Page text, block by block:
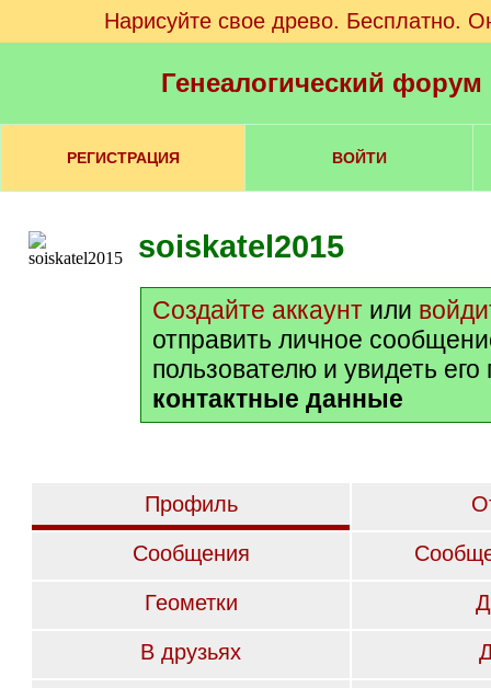
Нарисуйте свое древо. Бесплатно.
Генеалогический
РЕГИСТРАЦИЯ ВОЙТИ
soiskatel2015
Создайте аккаунт или
отправить личное
пользователю и увидеть
контактные данные
Профиль
Сообщения
Геометки
В друзьях